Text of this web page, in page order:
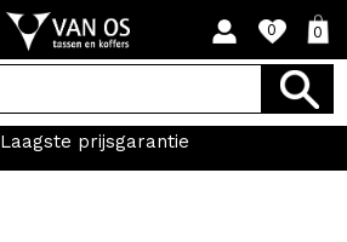
0 0
Laagste prijsgarantie